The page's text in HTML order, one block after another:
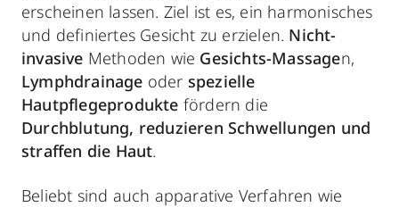
erscheinen lassen. Ziel ist es, ein harmonisches
und definiertes Gesicht zu erzielen. Nicht-
invasive Methoden wie Gesichts-Massagen,
Lymphdrainage oder spezielle
Hautpflegeprodukte fördern die
Durchblutung, reduzieren Schwellungen und
straffen die Haut.
Beliebt sind auch apparative Verfahren wie